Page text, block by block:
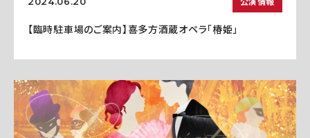
【臨時駐車場のご案内】喜多方酒蔵オペラ「椿姫」